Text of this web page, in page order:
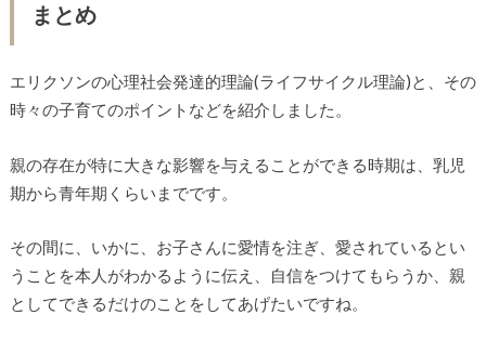
まとめ
エリクソンの心理社会発達的理論(ライフサイクル理論)と、その
時々の子育てのポイントなどを紹介しました。
親の存在が特に大きな影響を与えることができる時期は、乳児
期から青年期くらいまでです。
その間に、いかに、お子さんに愛情を注ぎ、愛されているとい
うことを本人がわかるように伝え、自信をつけてもらうか、親
としてできるだけのことをしてあげたいですね。